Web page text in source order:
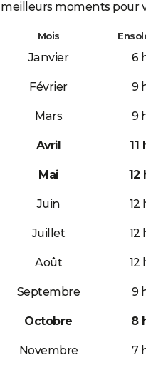
meilleurs moments pour
Mois
Janvier 6
Février 9
Mars 9
Avril 11
Mai 12
Juin 12
Juillet 12
Août 12
Septembre 9
Octobre 8
Novembre 7